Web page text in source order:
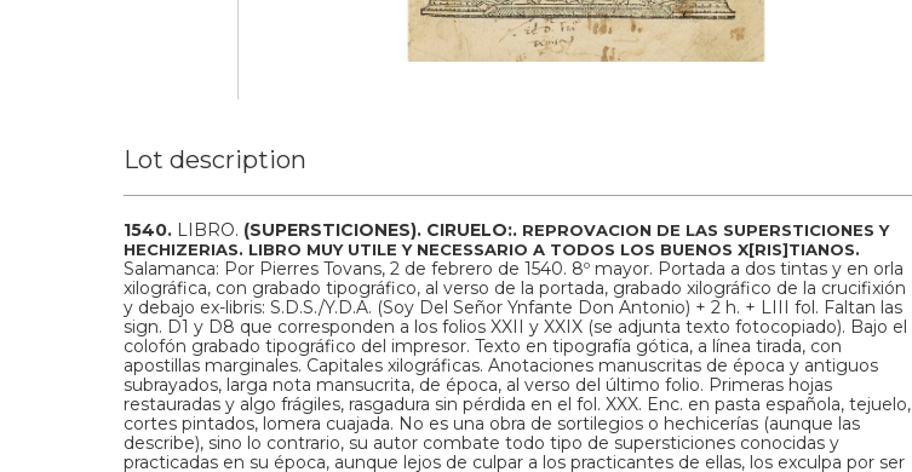
Lot description
1540. LIBRO. (SUPERSTICIONES). CIRUELO:. REPROVACION DE LAS SUPERSTICIONES Y
HECHIZERIAS. LIBRO MUY UTILE Y NECESSARIO A TODOS LOS BUENOS X[RIS]TIANOS.
Salamanca: Por Pierres Tovans, 2 de febrero de 1540. 8º mayor. Portada a dos tintas y en orla
xilográfica, con grabado tipográfico, al verso de la portada, grabado xilográfico de la crucifixión
y debajo ex-libris: S.D.S./Y.D.A. (Soy Del Señor Ynfante Don Antonio) + 2 h. + LIII fol. Faltan las
sign. D1 y D8 que corresponden a los folios XXII y XXIX (se adjunta texto fotocopiado). Bajo el
colofón grabado tipográfico del impresor. Texto en tipografía gótica, a línea tirada, con
apostillas marginales. Capitales xilográficas. Anotaciones manuscritas de época y antiguos
subrayados, larga nota mansucrita, de época, al verso del último folio. Primeras hojas
restauradas y algo frágiles, rasgadura sin pérdida en el fol. XXX. Enc. en pasta española, tejuelo,
cortes pintados, lomera cuajada. No es una obra de sortilegios o hechicerías (aunque las
describe), sino lo contrario, su autor combate todo tipo de supersticiones conocidas y
practicadas en su época, aunque lejos de culpar a los practicantes de ellas, los exculpa por ser